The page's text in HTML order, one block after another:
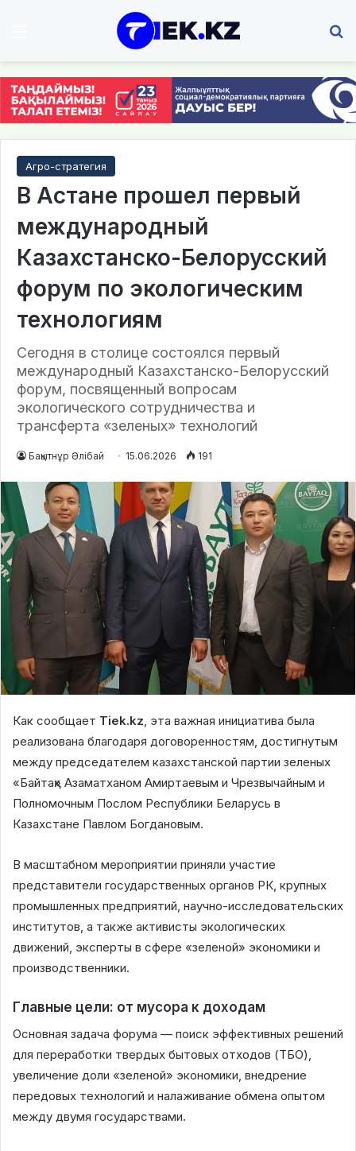
Агро-стратегия
В Астане прошел первый
международный
Казахстанско-Белорусский
форум по экологическим
технологиям
Сегодня в столице состоялся первый
международный Казахстанско-Белорусский
форум, посвященный вопросам
экологического сотрудничества и
трансферта «зеленых» технологий
Бақытнұр Әлібай 15.06.2026 191
Как сообщает Tiek.kz, эта важная инициатива была
реализована благодаря договоренностям, достигнутым
между председателем казахстанской партии зеленых
«Байтақ» Азаматханом Амиртаевым и Чрезвычайным и
Полномочным Послом Республики Беларусь в
Казахстане Павлом Богдановым.
В масштабном мероприятии приняли участие
представители государственных органов РК, крупных
промышленных предприятий, научно-исследовательских
институтов, а также активисты экологических
движений, эксперты в сфере «зеленой» экономики и
производственники.
Главные цели: от мусора к доходам
Основная задача форума — поиск эффективных решений
для переработки твердых бытовых отходов (ТБО),
увеличение доли «зеленой» экономики, внедрение
передовых технологий и налаживание обмена опытом
между двумя государствами.